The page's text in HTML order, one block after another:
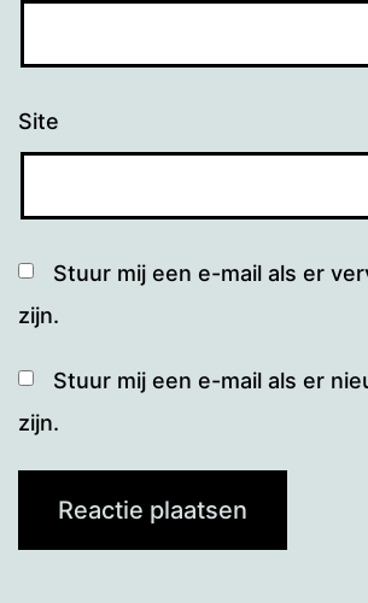
Site
Stuur mij een e-mail als er
zijn.
Stuur mij een e-mail als er
zijn.